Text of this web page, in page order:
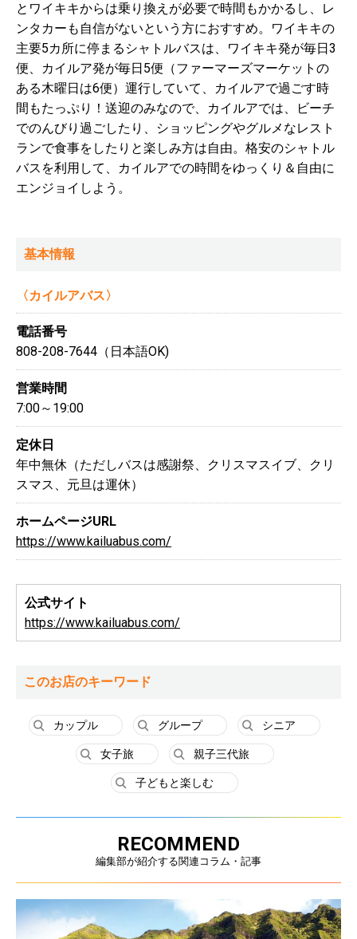
とワイキキからは乗り換えが必要で時間もかかるし、レ
ンタカーも自信がないという方におすすめ。ワイキキの
主要5カ所に停まるシャトルバスは、ワイキキ発が毎日3
便、カイルア発が毎日5便（ファーマーズマーケットの
ある木曜日は6便）運行していて、カイルアで過ごす時
間もたっぷり！送迎のみなので、カイルアでは、ビーチ
でのんびり過ごしたり、ショッピングやグルメなレスト
ランで食事をしたりと楽しみ方は自由。格安のシャトル
バスを利用して、カイルアでの時間をゆっくり＆自由に
エンジョイしよう。
基本情報
〈カイルアバス〉
電話番号
808-208-7644（日本語OK)
営業時間
7:00～19:00
定休日
年中無休（ただしバスは感謝祭、クリスマスイブ、クリ
スマス、元旦は運休）
ホームページURL
https://www.kailuabus.com/
公式サイト
https://www.kailuabus.com/
このお店のキーワード
カップル グループ シニア
女子旅 親子三代旅
子どもと楽しむ
RECOMMEND
編集部が紹介する関連コラム・記事